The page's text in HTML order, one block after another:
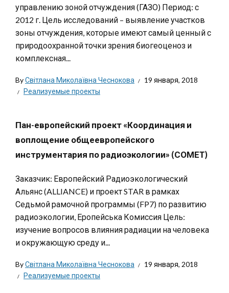
управлению зоной отчуждения (ГАЗО) Период: с
2012 г. Цель исследований – выявление участков
зоны отчуждения, которые имеют самый ценный с
природоохранной точки зрения биогеоценоз и
комплексная...
ByСвітлана Миколаївна Чеснокова
19 января, 2018
Реализуемые проекты
Пан-европейский проект «Координация и
воплощение общеевропейского
инструментария по радиоэкологии» (СОМЕТ)
Заказчик: Европейский Радиоэкологический
Альянс (ALLIANCE) и проект STAR в рамках
Седьмой рамочной программы (FP7) по развитию
радиоэкологии, Еропейська Комиссия Цель:
изучение вопросов влияния радиации на человека
и окружающую среду и...
ByСвітлана Миколаївна Чеснокова
19 января, 2018
Реализуемые проекты